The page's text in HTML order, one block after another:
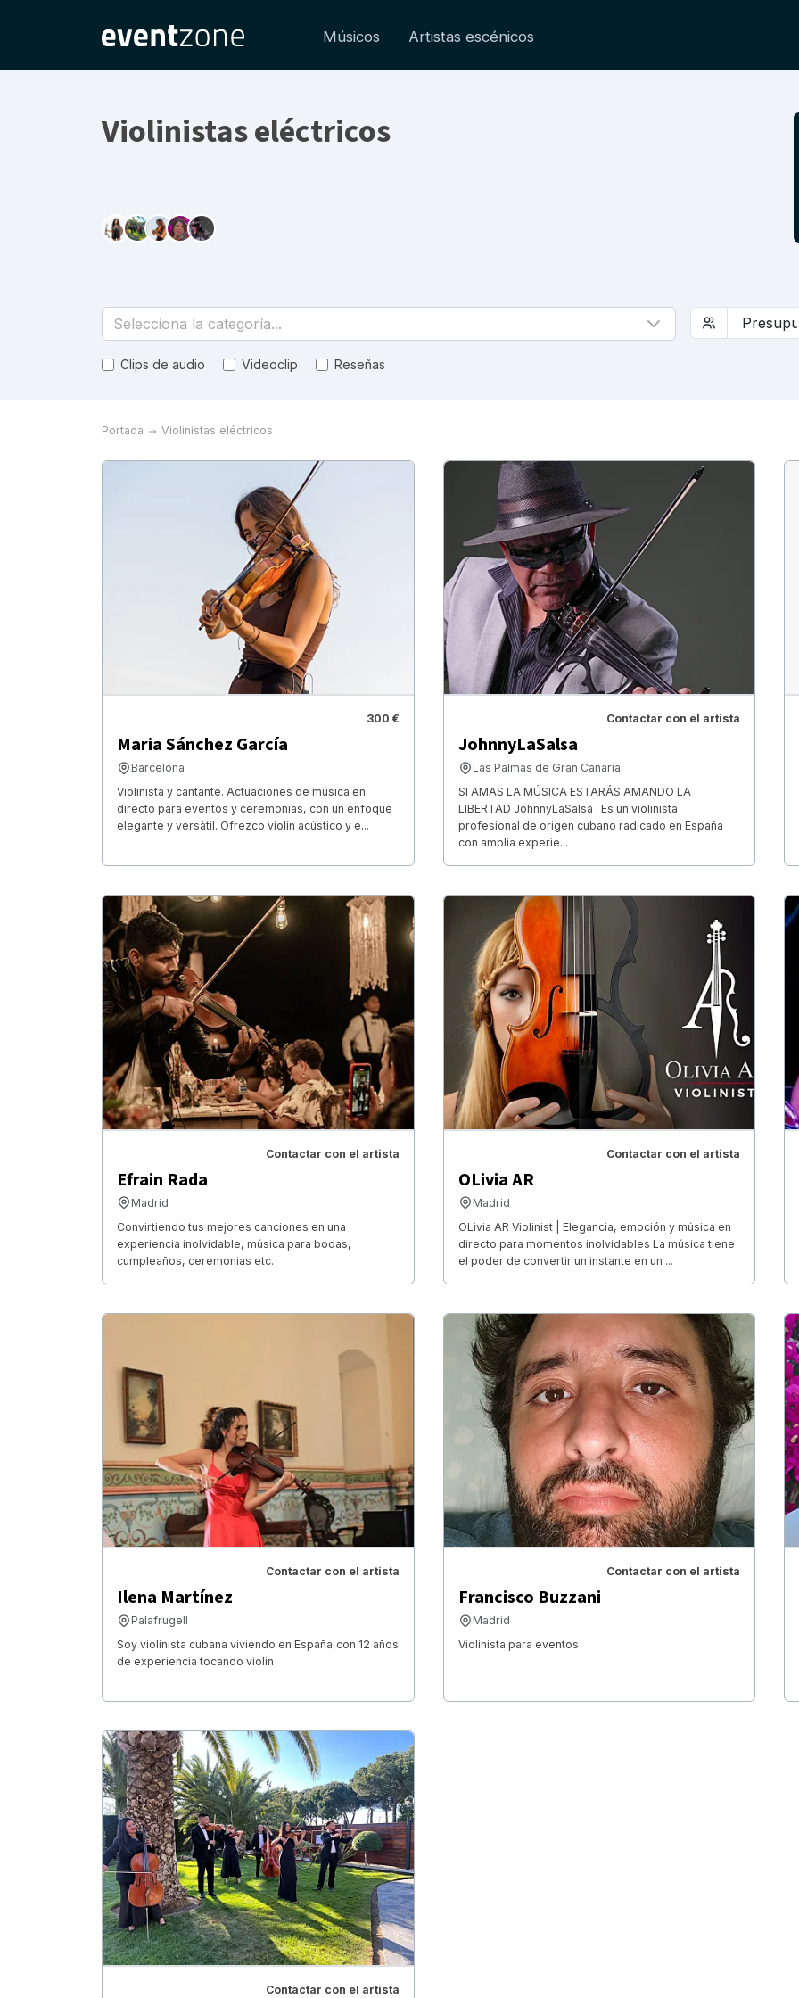
Músicos Artistas escénicos
Violinistas eléctricos
Selecciona la categoría...
Clips de audio Videoclip Reseñas
Portada Violinistas eléctricos
300 €
Maria Sánchez García
Barcelona
Violinista y cantante. Actuaciones de música en
directo para eventos y ceremonias, con un enfoque
elegante y versátil. Ofrezco violín acústico y e...
Contactar con el artista
JohnnyLaSalsa
Las Palmas de Gran Canaria
SI AMAS LA MÚSICA ESTARÁS AMANDO LA
LIBERTAD JohnnyLaSalsa : Es un violinista
profesional de origen cubano radicado en España
con amplia experie...
Contactar con el artista
Efrain Rada
Madrid
Convirtiendo tus mejores canciones en una
experiencia inolvidable, música para bodas,
cumpleaños, ceremonias etc.
Contactar con el artista
OLivia AR
Madrid
OLivia AR Violinist | Elegancia, emoción y música en
directo para momentos inolvidables La música tiene
el poder de convertir un instante en un ...
Contactar con el artista
Ilena Martínez
Palafrugell
Soy violinista cubana viviendo en España,con 12 años
de experiencia tocando violin
Contactar con el artista
Francisco Buzzani
Madrid
Violinista para eventos
Contactar con el artista